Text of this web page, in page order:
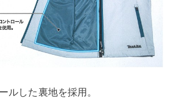
ルした裏地を採用。